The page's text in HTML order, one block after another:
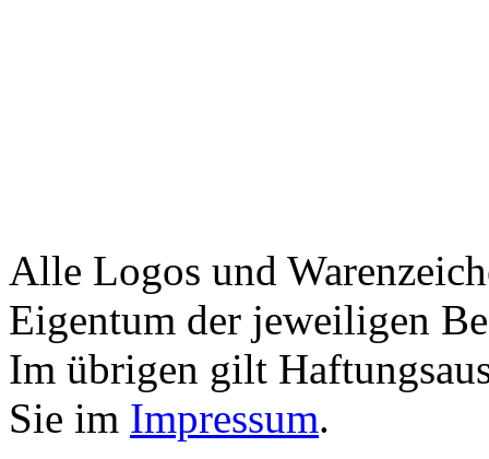
Alle Logos und
Eigentum der jeweiligen
Im übrigen gilt
Sie im Impressum.